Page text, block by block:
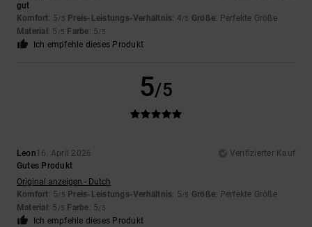
gut
Komfort: 5/5 Preis-Leistungs-Verhältnis: 4/5 Größe: Perfekte Größe
Material : 5 /5 Farbe: 5/5
Ich empfehle dieses Produkt
5/5
Leon16. April 2026
Verifizierter Kauf
Gutes Produkt
Original anzeigen - Dutch
Komfort: 5/5 Preis-Leistungs-Verhältnis: 5/5 Größe: Perfekte Größe
Material : 5 /5 Farbe: 5/5
Ich empfehle dieses Produkt